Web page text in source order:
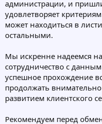
администрации, и
удовлетворяет
может находиться в
остальными.
Мы искренне надеемся
сотрудничество с
успешное прохождение
продолжать
развитием клиентского
Рекомендуем перед